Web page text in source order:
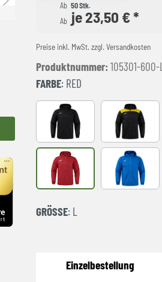
Ab 50 Stk.
Ab je 23,50 € *
Preise inkl. MwSt. zzgl. Versandkosten
Produktnummer: 105301-600-L
FARBE: RED
Black BLACK-
RED royal
GRÖSSE : L
Einzelbestellung